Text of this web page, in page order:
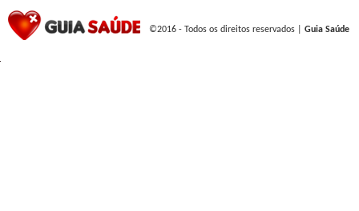
©2016 - Todos os direitos reservados | Guia Saúde